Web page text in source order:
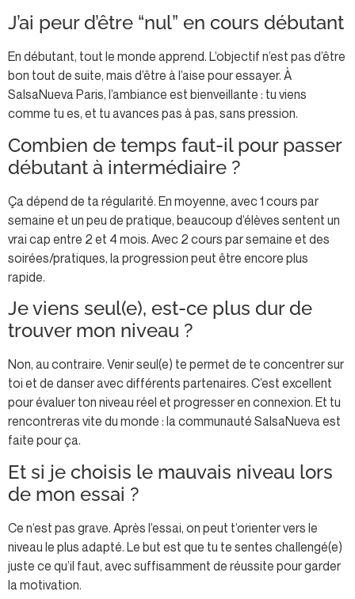
J’ai peur d’être “nul” en cours débutant
En débutant, tout le monde apprend. L’objectif n’est pas d’être
bon tout de suite, mais d’être à l’aise pour essayer. À
SalsaNueva Paris, l’ambiance est bienveillante : tu viens
comme tu es, et tu avances pas à pas, sans pression.
Combien de temps faut-il pour passer
débutant à intermédiaire ?
Ça dépend de ta régularité. En moyenne, avec 1 cours par
semaine et un peu de pratique, beaucoup d’élèves sentent un
vrai cap entre 2 et 4 mois. Avec 2 cours par semaine et des
soirées/pratiques, la progression peut être encore plus
rapide.
Je viens seul(e), est-ce plus dur de
trouver mon niveau ?
Non, au contraire. Venir seul(e) te permet de te concentrer sur
toi et de danser avec différents partenaires. C’est excellent
pour évaluer ton niveau réel et progresser en connexion. Et tu
rencontreras vite du monde : la communauté SalsaNueva est
faite pour ça.
Et si je choisis le mauvais niveau lors
de mon essai ?
Ce n’est pas grave. Après l’essai, on peut t’orienter vers le
niveau le plus adapté. Le but est que tu te sentes challengé(e)
juste ce qu’il faut, avec suffisamment de réussite pour garder
la motivation.